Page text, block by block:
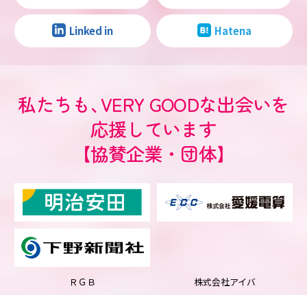
Linked in Hatena
私たちも、VERY GOODな出会いを
応援しています
【協賛企業・団体】
ＲＧＢ
株式会社アイバ